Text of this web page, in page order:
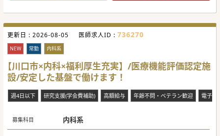
更新日 : 2026-08-05 医師求人ID : 736270
NEW 常勤 内科系
【川口市×内科×福利厚生充実】/医療機能評価認定施
設/安定した基盤で働けます！
週4日以下 研究支援(学会費補助) 高額給与 年齢不問・ベテラン歓迎 電子カ
募集科目 内科系